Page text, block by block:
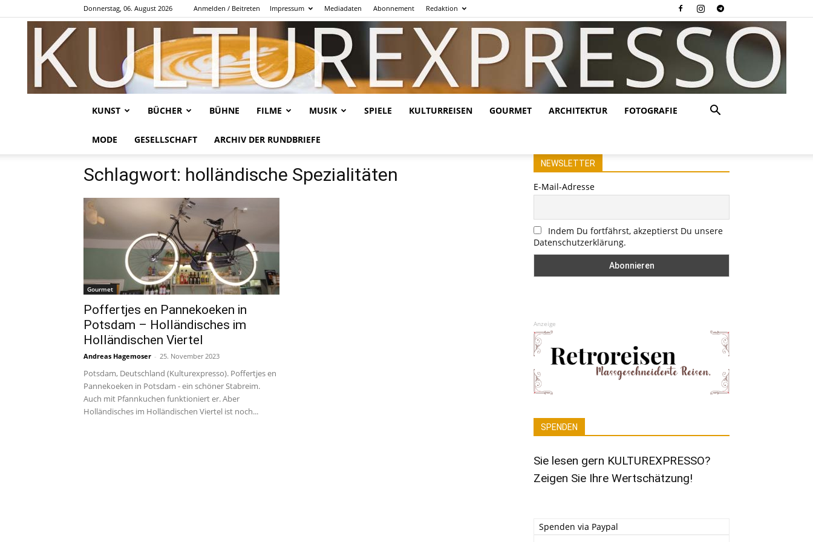
Donnerstag, 06. August 2026 Anmelden / Beitreten Impressum Mediadaten Abonnement Redaktion
KUNST BÜCHER BÜHNE FILME MUSIK SPIELE KULTURREISEN GOURMET ARCHITEKTUR FOTOGRAFIE
MODE GESELLSCHAFT ARCHIV DER RUNDBRIEFE
Schlagwort: holländische Spezialitäten
Gourmet
Poffertjes en Pannekoeken in
Potsdam – Holländisches im
Holländischen Viertel
Andreas Hagemoser - 25. November 2023
Potsdam, Deutschland (Kulturexpresso). Poffertjes en
Pannekoeken in Potsdam - ein schöner Stabreim.
Auch mit Pfannkuchen funktioniert er. Aber
Holländisches im Holländischen Viertel ist noch...
NEWSLETTER
E-Mail-Adresse
Indem Du fortfährst, akzeptierst Du unsere
Datenschutzerklärung.
Anzeige
SPENDEN
Sie lesen gern KULTUREXPRESSO?
Zeigen Sie Ihre Wertschätzung!
Spenden via Paypal